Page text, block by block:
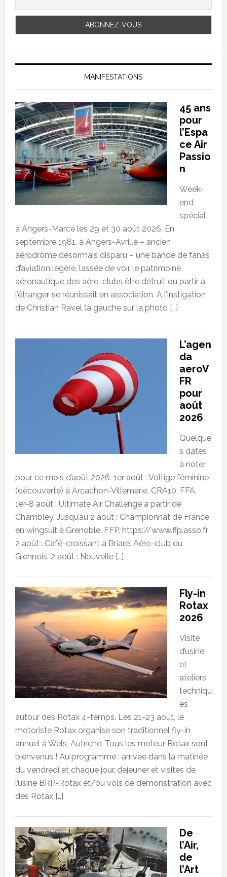
MANIFESTATIONS
45 ans
pour
l’Espa
ce Air
Passio
n
Week-
end
spécial
à Angers-Marcé les 29 et 30 août 2026. En
septembre 1981, à Angers-Avrillé – ancien
aérodrome désormais disparu – une bande de fanas
d’aviation légère, lassée de voir le patrimoine
aéronautique des aéro-clubs être détruit ou partir à
l’étranger, se réunissait en association. A l’instigation
de Christian Ravel (à gauche sur la photo […]
L’agen
da
aeroV
FR
pour
août
2026
Quelque
s dates
à noter
pour ce mois d’août 2026. 1er août : Voltige féminine
(découverte) à Arcachon-Villemarie. CRA10. FFA.
1er-8 août : Ultimate Air Challenge à partir de
Chambley. Jusqu’au 2 août : Championnat de France
en wingsuit à Grenoble. FFP. https://www.ffp.asso.fr
2 août : Café-croissant à Briare. Aéro-club du
Giennois. 2 août : Nouvelle […]
Fly-in
Rotax
2026
Visite
d’usine
et
ateliers
techniqu
es
autour des Rotax 4-temps. Les 21-23 août, le
motoriste Rotax organise son traditionnel fly-in
annuel à Wels, Autriche. Tous les moteur Rotax sont
bienvenus ! Au programme : arrivée dans la matinée
du vendredi et chaque jour, dejeuner et visites de
l’usine BRP-Rotax et/ou vols de démonstration avec
des Rotax […]
De
l’Air,
de
l’Art